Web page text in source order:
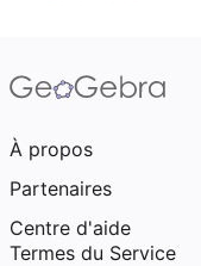
À propos
Partenaires
Centre d'aide
Termes du Service